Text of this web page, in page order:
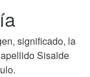
significado, la
Sisalde